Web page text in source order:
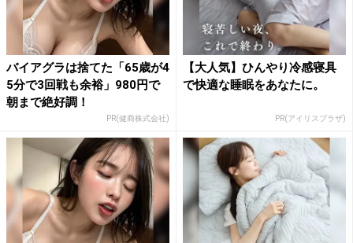
バイアグラは捨てた「65歳が4
5分で3回戦も余裕」980円で
朝まで絶好調！
PR(健商株式会社)
【大人気】ひんやり冷感寝具
で快適な睡眠をあなたに。
PR(アイリスプラザ)